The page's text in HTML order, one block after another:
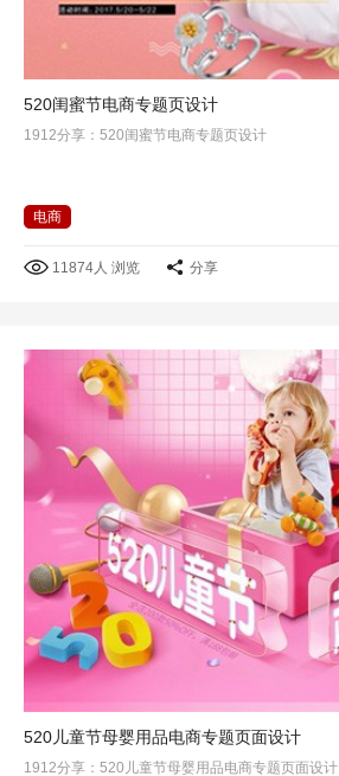
520闺蜜节电商专题页设计
1912分享：520闺蜜节电商专题页设计
电商
11874人 浏览 分享
520儿童节母婴用品电商专题页面设计
1912分享：520儿童节母婴用品电商专题页面设计